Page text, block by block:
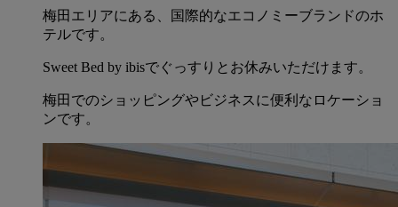
梅田エリアにある、国際的なエコノミーブランドのホ
テルです。
Sweet Bed by ibisでぐっすりとお休みいただけます。
梅田でのショッピングやビジネスに便利なロケーショ
ンです。